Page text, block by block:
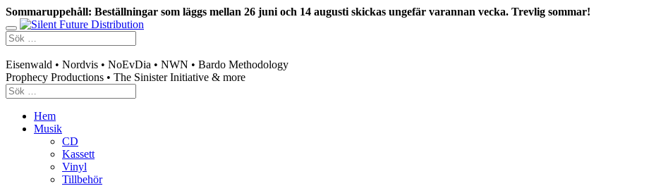
Sommaruppehåll: Beställningar som läggs mellan 26 juni och 14 augusti skickas ungefär varannan vecka. Trevlig sommar!
Eisenwald • Nordvis • NoEvDia • NWN • Bardo Methodology
Prophecy Productions • The Sinister Initiative & more
Hem
Musik
CD
Kassett
Vinyl
Tillbehör